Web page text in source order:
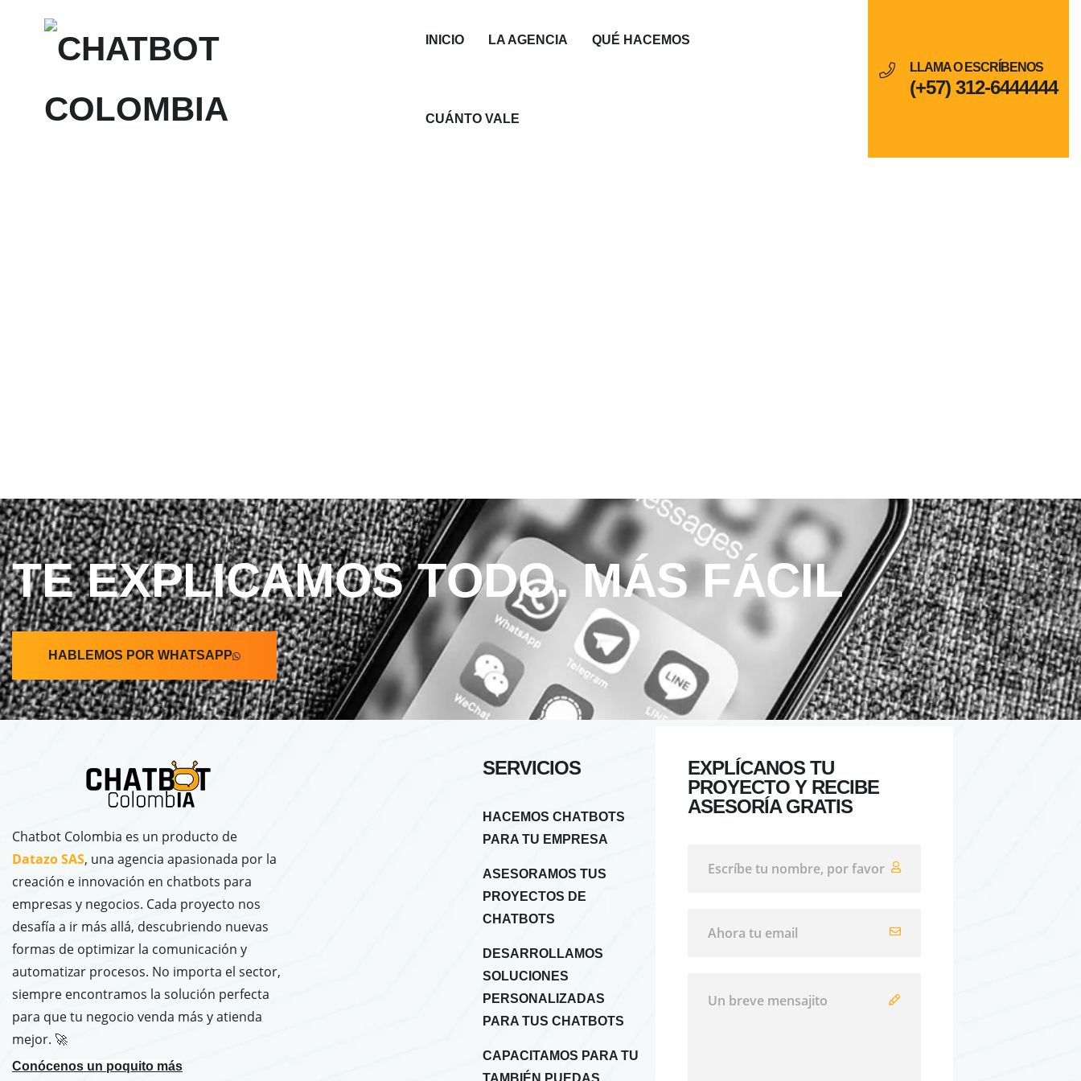
INICIO LA AGENCIA QUÉ HACEMOS
CUÁNTO VALE
LLAMA O ESCRÍBENOS
(+57) 312-6444444
TE EXPLICAMOS TODO. MÁS FÁCIL
HABLEMOS POR WHATSAPP
Chatbot Colombia es un producto de
Datazo SAS, una agencia apasionada por la
creación e innovación en chatbots para
empresas y negocios. Cada proyecto nos
desafía a ir más allá, descubriendo nuevas
formas de optimizar la comunicación y
automatizar procesos. No importa el sector,
siempre encontramos la solución perfecta
para que tu negocio venda más y atienda
mejor. 🚀
Conócenos un poquito más
SERVICIOS
HACEMOS CHATBOTS
PARA TU EMPRESA
ASESORAMOS TUS
PROYECTOS DE
CHATBOTS
DESARROLLAMOS
SOLUCIONES
PERSONALIZADAS
PARA TUS CHATBOTS
CAPACITAMOS PARA TU
TAMBIÉN PUEDAS
EXPLÍCANOS TU
PROYECTO Y RECIBE
ASESORÍA GRATIS